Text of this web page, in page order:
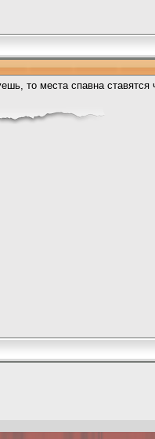
то места спавна